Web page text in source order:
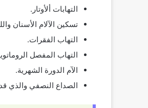
التهابات ألأوتار.
تسكين الآلام الأسنان
التهاب الفقرات.
التهاب المفصل
الآم الدورة الشهرية.
الصداع النصفي والذي